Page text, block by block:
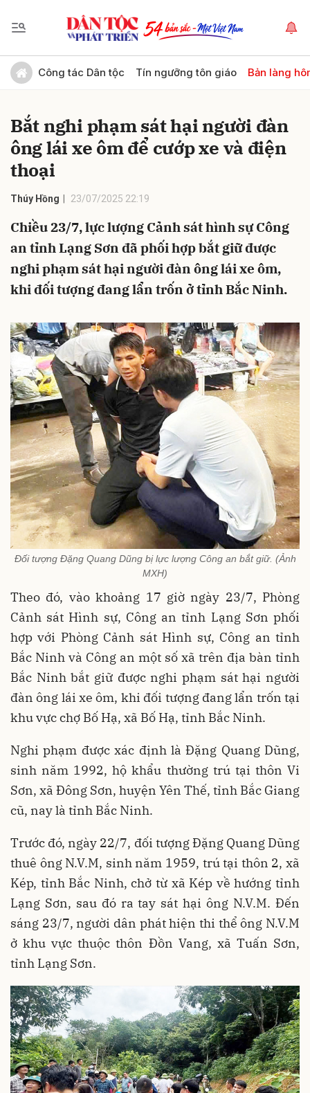
Công tác Dân tộc Tín ngưỡng tôn giáo Bản làng
Bắt nghi phạm sát hại người đàn
ông lái xe ôm để cướp xe và điện
thoại
Thúy Hồng 23/07/2025 22:19
Chiều 23/7, lực lượng Cảnh sát hình sự Công
an tỉnh Lạng Sơn đã phối hợp bắt giữ được
nghi phạm sát hại người đàn ông lái xe ôm,
khi đối tượng đang lẩn trốn ở tỉnh Bắc Ninh.
Đối tượng Đặng Quang Dũng bị lực lượng Công an bắt giữ. (Ảnh
MXH)
Theo đó, vào khoảng 17 giờ ngày 23/7, Phòng
Cảnh sát Hình sự, Công an tỉnh Lạng Sơn phối
hợp với Phòng Cảnh sát Hình sự, Công an tỉnh
Bắc Ninh và Công an một số xã trên địa bàn tỉnh
Bắc Ninh bắt giữ được nghi phạm sát hại người
đàn ông lái xe ôm, khi đối tượng đang lẩn trốn tại
khu vực chợ Bố Hạ, xã Bố Hạ, tỉnh Bắc Ninh.
Nghi phạm được xác định là Đặng Quang Dũng,
sinh năm 1992, hộ khẩu thường trú tại thôn Vi
Sơn, xã Đông Sơn, huyện Yên Thế, tỉnh Bắc Giang
cũ, nay là tỉnh Bắc Ninh.
Trước đó, ngày 22/7, đối tượng Đặng Quang Dũng
thuê ông N.V.M, sinh năm 1959, trú tại thôn 2, xã
Kép, tỉnh Bắc Ninh, chở từ xã Kép về hướng tỉnh
Lạng Sơn, sau đó ra tay sát hại ông N.V.M. Đến
sáng 23/7, người dân phát hiện thi thể ông N.V.M
ở khu vực thuộc thôn Đồn Vang, xã Tuấn Sơn,
tỉnh Lạng Sơn.
Gửi bình luận